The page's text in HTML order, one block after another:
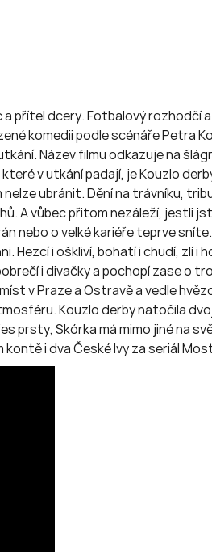
dcery. Fotbalový rozhodčí
komedii podle scénáře Petra
Název filmu odkazuje na
v utkání padají, je Kouzlo
ubránit. Dění na trávníku,
A vůbec přitom nezáleží,
o velké kariéře teprve
i oškliví, bohatí i chudí, zlí i
i divačky a pochopí zase o
v Praze a Ostravě a vedle
Kouzlo derby natočila
Skórka má mimo jiné na
i dva České lvy za seriál